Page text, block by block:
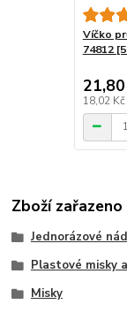
Víčko
74812
18,02 Kč
Zboží
Jednorázové
Plastové misky
Misky